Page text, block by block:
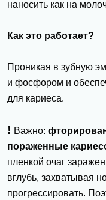
наносить как на
Как это работает?
Проникая в зубную
и фосфором и
для кариеса.
! Важно:
пораженные
пленкой очаг
вглубь, захватывая
прогрессировать.